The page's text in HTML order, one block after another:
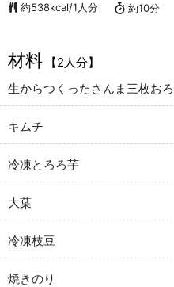
約538kcal/1人分 約10分
材料
【2人分】
生からつくったさんま三枚お
キムチ
冷凍とろろ芋
大葉
冷凍枝豆
焼きのり